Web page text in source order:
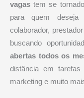
vagas tem se
para quem
colaborador,
buscando
abertas todos os
distância em tarefas
marketing e muito